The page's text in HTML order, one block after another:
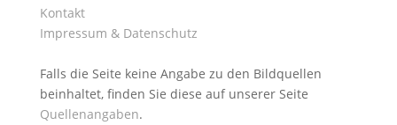
Kontakt
Impressum & Datenschutz
Falls die Seite keine Angabe zu den Bildquellen
beinhaltet, finden Sie diese auf unserer Seite
Quellenangaben.